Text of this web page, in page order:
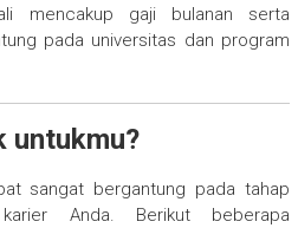
mencakup gaji bulanan serta
pada universitas dan program
untukmu?
sangat bergantung pada tahap
Anda. Berikut beberapa